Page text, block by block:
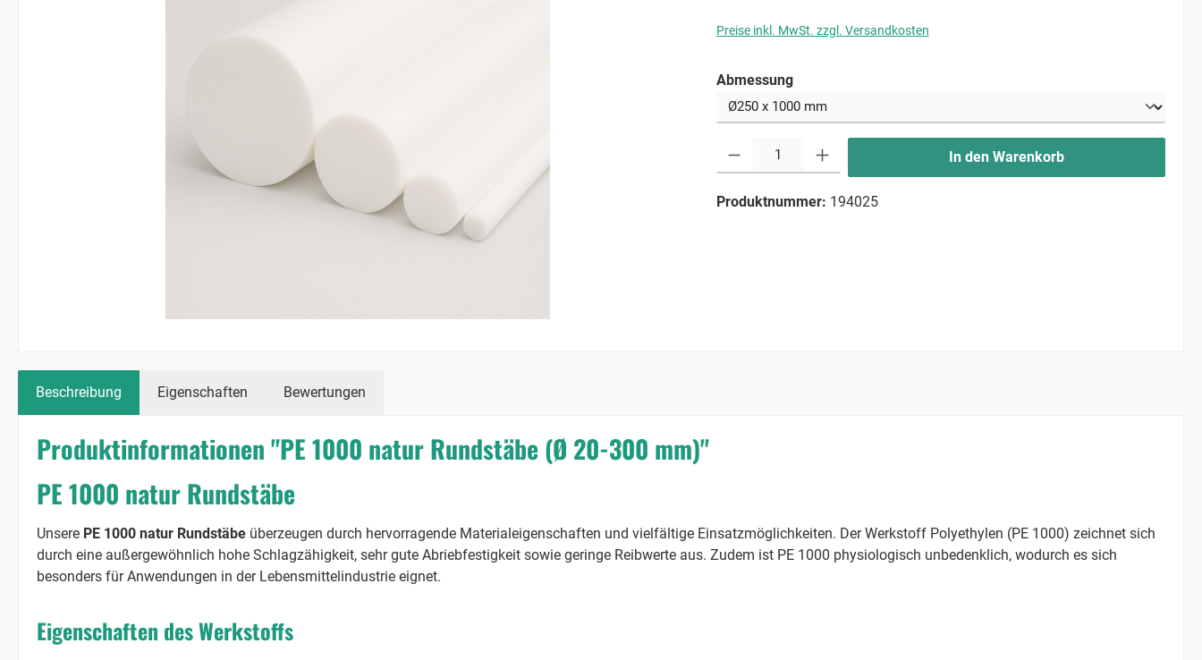
Preise inkl. MwSt. zzgl. Versandkosten
Abmessungauswählen
In den Warenkorb
Produktnummer: 194025
Beschreibung Eigenschaften Bewertungen
Produktinformationen "PE 1000 natur Rundstäbe (Ø 20-300 mm)"
PE 1000 natur Rundstäbe
Unsere PE 1000 natur Rundstäbe überzeugen durch hervorragende Materialeigenschaften und vielfältige Einsatzmöglichkeiten. Der Werkstoff Polyethylen (PE 1000) zeichnet sich
durch eine außergewöhnlich hohe Schlagzähigkeit, sehr gute Abriebfestigkeit sowie geringe Reibwerte aus. Zudem ist PE 1000 physiologisch unbedenklich, wodurch es sich
besonders für Anwendungen in der Lebensmittelindustrie eignet.
Eigenschaften des Werkstoffs